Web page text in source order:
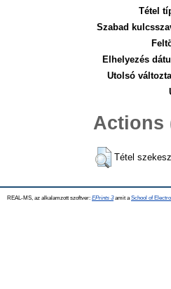
Tétel
Szabad
Elhelyezés
Utolsó
Actions
Tétel
REAL-MS, az alkalamzott szoftver: EPrints 3amit a School of